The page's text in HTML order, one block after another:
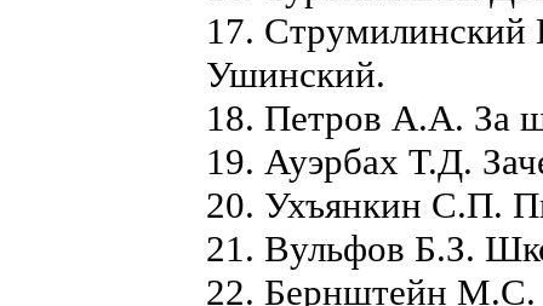
17. Струмилинский
Ушинский.
18. Петров А.А. За
19. Ауэрбах Т.Д.
20. Ухъянкин С.П.
21. Вульфов Б.З.
22. Бернштейн М.С.